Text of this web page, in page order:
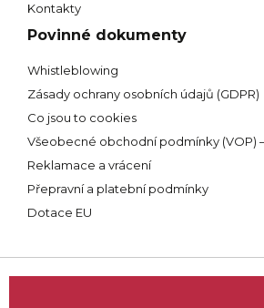
Kontakty
Povinné dokumenty
Whistleblowing
Zásady ochrany osobních údajů (GDPR)
Co jsou to cookies
Všeobecné obchodní podmínky (VOP)
Reklamace a vrácení
Přepravní a platební podmínky
Dotace EU